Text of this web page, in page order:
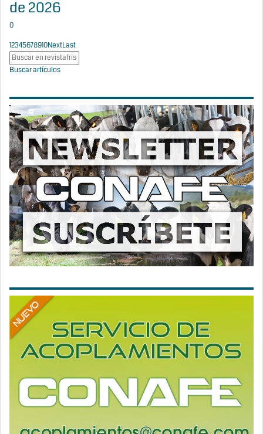
de 2026
0
12345678910NextLast
Buscar artículos